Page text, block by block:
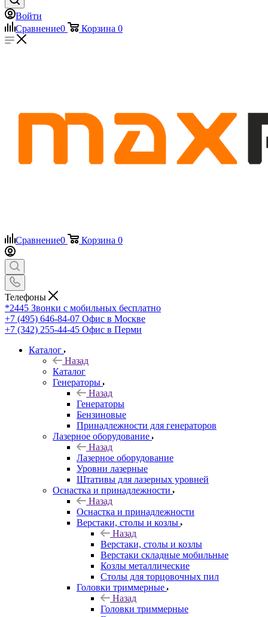
Войти
Сравнение0 Корзина 0
Сравнение0 Корзина 0
Телефоны
*2445 Звонки с мобильных бесплатно
+7 (495) 646-84-07 Офис в Москве
+7 (342) 255-44-45 Офис в Перми
Каталог
Назад
Каталог
Генераторы
Назад
Генераторы
Бензиновые
Принадлежности для генераторов
Лазерное оборудование
Назад
Лазерное оборудование
Уровни лазерные
Штативы для лазерных уровней
Оснастка и принадлежности
Назад
Оснастка и принадлежности
Верстаки, столы и козлы
Назад
Верстаки, столы и козлы
Верстаки складные мобильные
Козлы металлические
Столы для торцовочных пил
Головки триммерные
Назад
Головки триммерные